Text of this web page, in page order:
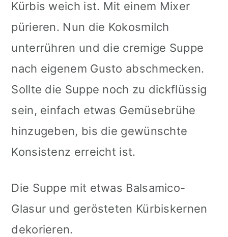
Kürbis weich ist. Mit einem Mixer
pürieren. Nun die Kokosmilch
unterrühren und die cremige Suppe
nach eigenem Gusto abschmecken.
Sollte die Suppe noch zu dickflüssig
sein, einfach etwas Gemüsebrühe
hinzugeben, bis die gewünschte
Konsistenz erreicht ist.
Die Suppe mit etwas Balsamico-
Glasur und gerösteten Kürbiskernen
dekorieren.